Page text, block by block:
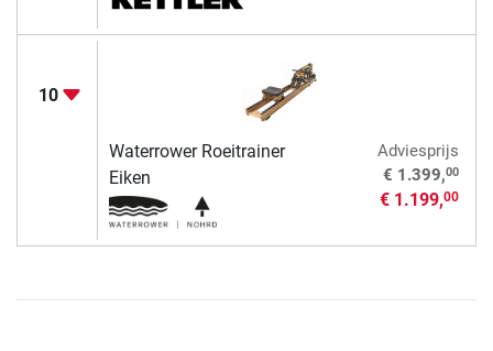
10
Waterrower Roeitrainer
Eiken
Adviesprijs
€ 1.399,00
€ 1.199,00